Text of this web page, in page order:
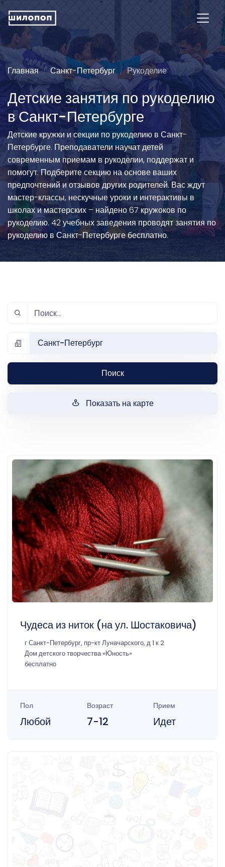
Главная Санкт-Петербург Рукоделие
Детские занятия по рукоделию
в Санкт-Петербурге
Детские кружки и секции по рукоделию в Санкт-
Петербурге. Преподаватели научат детей
современным приемам в рукоделии, поддержат и
помогут. Подберите секцию на основе ваших
предпочтений и отзывов других родителей. Вас ждут
мастер-классы, нескучные уроки и интерактивы в
школах и мастерских – найдено 67 кружоков по
рукоделию. 42 учебных заведения проводят занятия по
рукоделию в Санкт-Петербурге бесплатно.
Санкт-Петербург
Поиск
Показать на карте
Чудеса из ниток (на ул. Шостаковича)
г Санкт-Петербург, пр-кт Луначарского, д 1 к 2
Дом детского творчества «Юность»
бесплатно
Пол
Любой
Возраст
7-12
Прием
Идет